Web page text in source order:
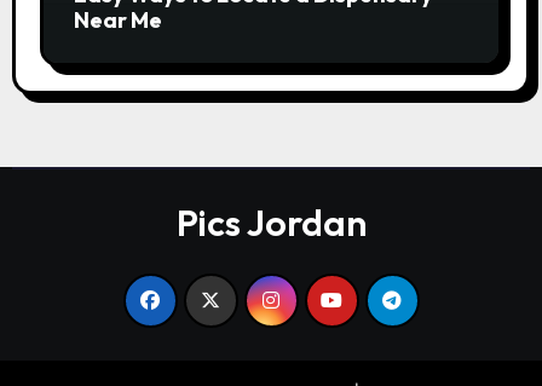
Near Me
Pics Jordan